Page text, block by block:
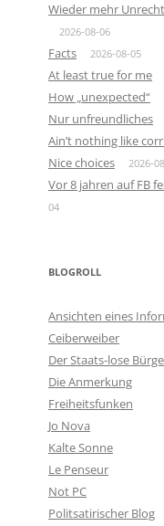
Wieder mehr
2026-08-06
Facts 2026-08-05
At least true for me
How „unexpected“
Nur unfreundliches
Ain’t nothing like
Nice choices 2026-
Vor 8 jahren auf FB
04
BLOGROLL
Ansichten eines
Ceiberweiber
Der Staats-lose
Die Anmerkung
Freiheitsfunken
Jo Nova
Kalte Sonne
Le Penseur
Not PC
Politsatirischer Blog